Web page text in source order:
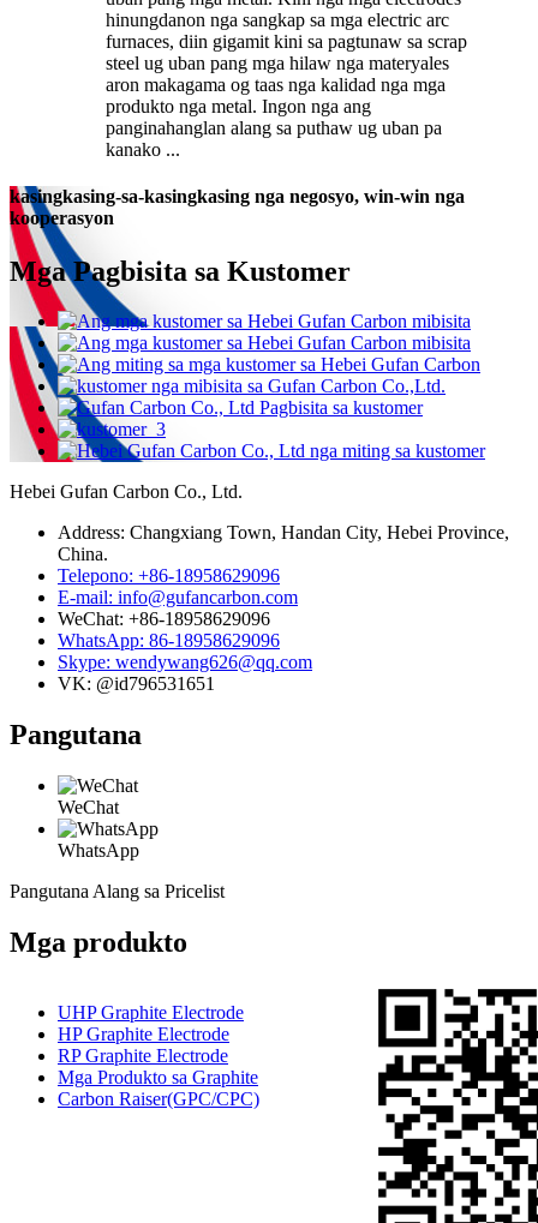
hinungdanon nga sangkap sa mga electric arc
furnaces, diin gigamit kini sa pagtunaw sa scrap
steel ug uban pang mga hilaw nga materyales
aron makagama og taas nga kalidad nga mga
produkto nga metal. Ingon nga ang
panginahanglan alang sa puthaw ug uban pa
kanako ...
kasingkasing-sa-kasingkasing nga negosyo, win-win nga
kooperasyon
Mga Pagbisita sa Kustomer
Hebei Gufan Carbon Co., Ltd.
Address: Changxiang Town, Handan City, Hebei Province,
China.
Telepono: +86-18958629096
E-mail: info@gufancarbon.com
WeChat: +86-18958629096
WhatsApp: 86-18958629096
Skype: wendywang626@qq.com
VK: @id796531651
Pangutana
WeChat
WhatsApp
Pangutana Alang sa Pricelist
Mga produkto
UHP Graphite Electrode
HP Graphite Electrode
RP Graphite Electrode
Mga Produkto sa Graphite
Carbon Raiser(GPC/CPC)